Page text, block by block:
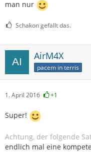
man nur
Schakon gefällt das.
AirM4X
pacem in terris
1. April 2016 +1
Super!
Achtung, der folgende
endlich mal eine